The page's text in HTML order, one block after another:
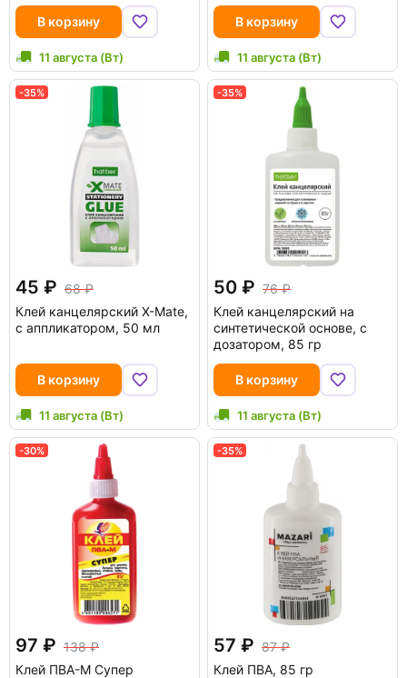
В корзину
11 августа (Вт)
В корзину
11 августа (Вт)
-35%
45
68
Клей канцелярский X-Mate,
с аппликатором, 50 мл
В корзину
11 августа (Вт)
-35%
50
76
Клей канцелярский на
синтетической основе, с
дозатором, 85 гр
В корзину
11 августа (Вт)
-30%
97
138
Клей ПВА-М Супер
-35%
57
87
Клей ПВА, 85 гр